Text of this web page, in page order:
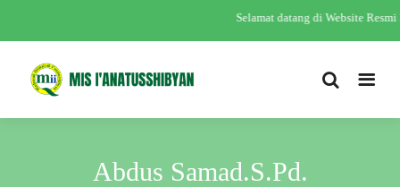
Selamat datang di Website
Abdus Samad.S.Pd.